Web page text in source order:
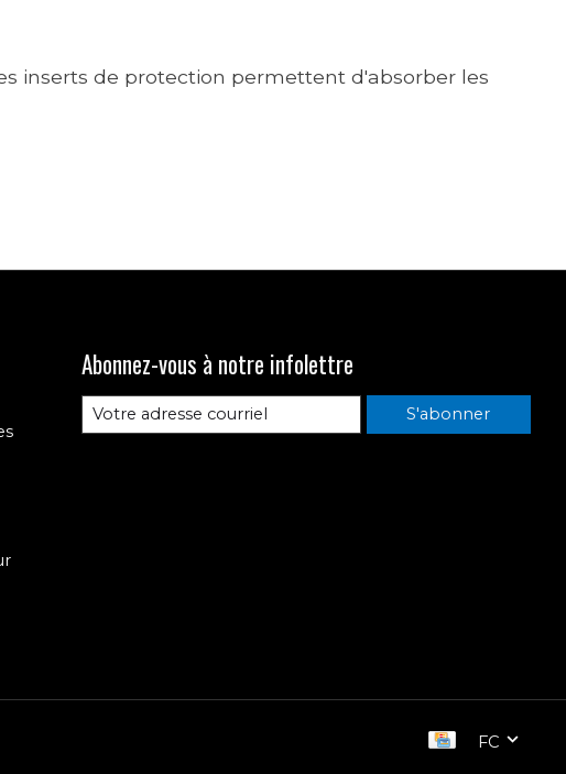
inserts de protection permettent d'absorber les
Abonnez-vous à notre infolettre
S'abonner
FC